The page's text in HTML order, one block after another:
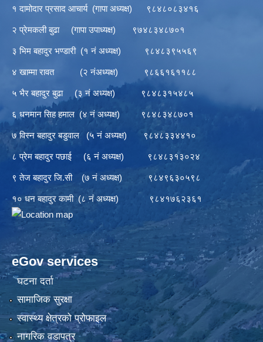
१ दामोदार प्रसाद आचार्य (गापा अध्यक्ष) ९८४८०८३४१६
२ प्रेमकली बुढा (गापा उपाध्यक्ष) ९७४८३४८७०१
३ भिम बहादुर भण्डारी (१ नं अध्यक्ष) ९८४८३९५५६९
४ खाम्मा रावत (२ नंअध्यक्ष) ९८६६१६११८८
५ भैर बहादुर बुढा (३ नं अध्यक्ष) ९८४८३१५४८५
६ धनमान सिह हमाल (४ नं अध्यक्ष) ९८४८३४८७०१
७ विस्न बहादुर बडुवाल (५ नं अध्यक्ष) ९८४८३३४४१०
८ प्रेम बहादुर पछाई (६ नं अध्यक्ष) ९८४८३१३०२४
९ तेज बहादुर जि.सी (७ नं अध्यक्ष) ९८४९६३०५९८
१० धन बहादुर कामी (८ नं अध्यक्ष) ९८४१७६२३६१
eGov services
घटना दर्ता
सामाजिक सुरक्षा
स्वास्थ्य क्षेत्रको प्रोफाइल
नागरिक वडापत्र